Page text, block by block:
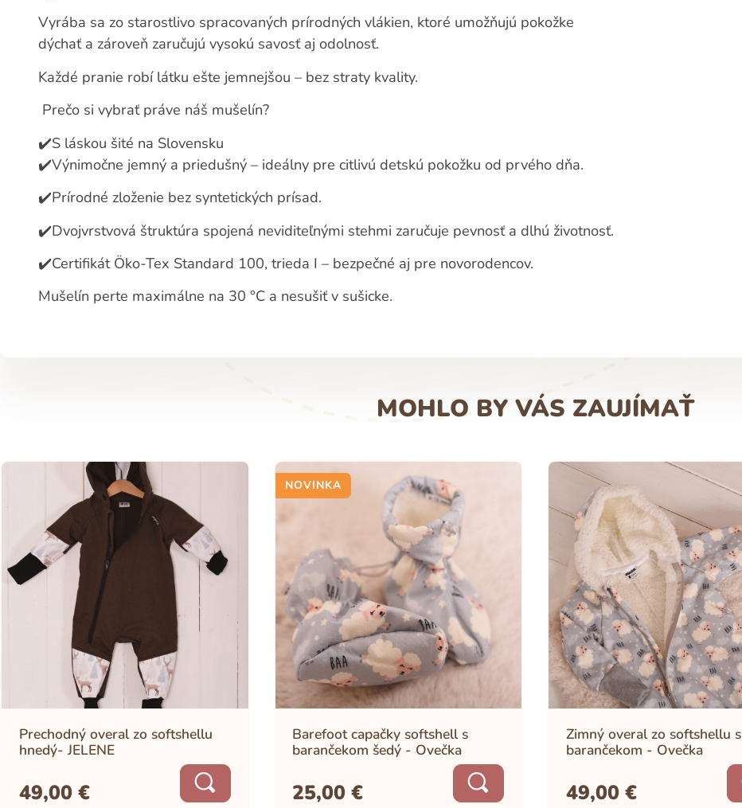
Vyrába sa zo starostlivo spracovaných prírodných vlákien, ktoré umožňujú pokožke
dýchať a zároveň zaručujú vysokú savosť aj odolnosť.
Každé pranie robí látku ešte jemnejšou – bez straty kvality.
Prečo si vybrať práve náš mušelín?
✔️S láskou šité na Slovensku
✔️Výnimočne jemný a priedušný – ideálny pre citlivú detskú pokožku od prvého dňa.
✔️Prírodné zloženie bez syntetických prísad.
✔️Dvojvrstvová štruktúra spojená neviditeľnými stehmi zaručuje pevnosť a dlhú životnosť.
✔️Certifikát Öko-Tex Standard 100, trieda I – bezpečné aj pre novorodencov.
Mušelín perte maximálne na 30 °C a nesušiť v sušicke.
MOHLO BY VÁS ZAUJÍMAŤ
Prechodný overal zo softshellu
hnedý- JELENE
49,00 €
NOVINKA
Barefoot capačky softshell s
barančekom šedý - Ovečka
25,00€
Zimný overal zo softshellu s
barančekom - Ovečka
49,00 €